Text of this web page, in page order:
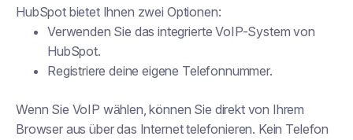
HubSpot bietet Ihnen zwei Optionen:
Verwenden Sie das integrierte VoIP-System von
HubSpot.
Registriere deine eigene Telefonnummer.
Wenn Sie VoIP wählen, können Sie direkt von Ihrem
Browser aus über das Internet telefonieren. Kein Telefon